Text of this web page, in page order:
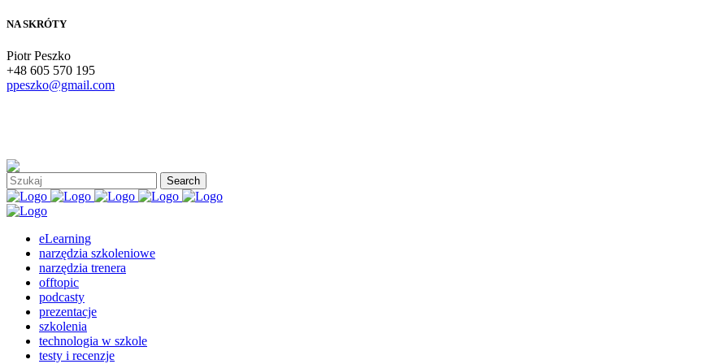
NA SKRÓTY
Piotr Peszko
+48 605 570 195
ppeszko@gmail.com
eLearning
narzędzia szkoleniowe
narzędzia trenera
offtopic
podcasty
prezentacje
szkolenia
technologia w szkole
testy i recenzje